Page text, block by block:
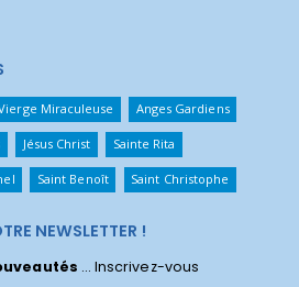
Miraculeuse Anges Gardiens
Jésus Christ Sainte Rita
Saint Benoît Saint Christophe
NEWSLETTER !
... Inscrivez-vous